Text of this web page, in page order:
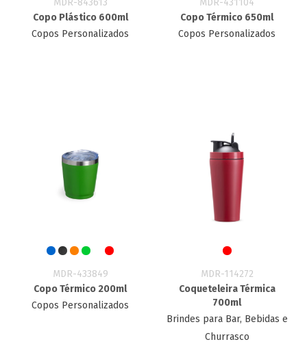
MDR-843613
Copo Plástico 600ml
Copos Personalizados
MDR-431104
Copo Térmico 650ml
Copos Personalizados
MDR-433849
Copo Térmico 200ml
Copos Personalizados
MDR-114272
Coqueteleira Térmica
700ml
Brindes para Bar, Bebidas e
Churrasco